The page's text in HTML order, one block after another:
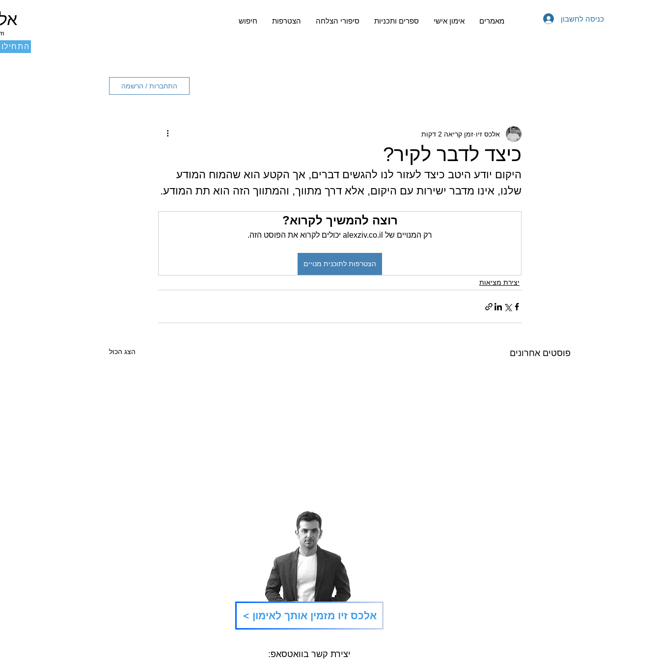
חיפוש הצטרפות סיפורי הצלחה ספרים ותכניות אימון אישי מאמרים כניסה לחשבון
התחילו
התחברות / הרשמה
כיצד לדבר לקיר?
אלכס זיו זמן קריאה 2 דקות
היקום יודע היטב כיצד לעזור לנו להגשים דברים, אך הקטע הוא שהמוח המודע
שלנו, אינו מדבר ישירות עם היקום, אלא דרך מתווך, והמתווך הזה הוא תת המודע.
רוצה להמשיך לקרוא?
רק המנויים של alexziv.co.il יכולים לקרוא את הפוסט הזה.
הצטרפות לתוכנית מנויים
יצירת מציאות
פוסטים אחרונים הצג הכול
< אלכס זיו מזמין אותך לאימון
יצירת קשר בוואטסאפ: